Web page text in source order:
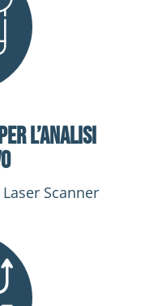
l’analisi
Scanner